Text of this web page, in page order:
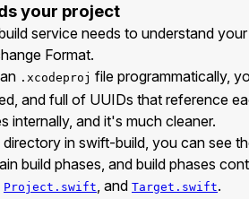
your project
service needs to understand
Format.
.xcodeproj file programmatically,
and full of UUIDs that reference
internally, and it's much cleaner.
directory in swift-build, you can see
build phases, and build phases
Project.swift, and Target.swift.